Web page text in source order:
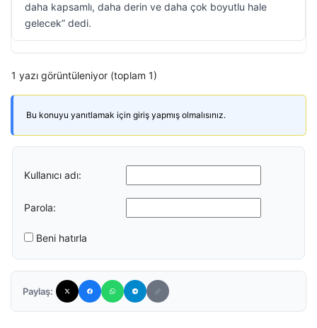
daha kapsamlı, daha derin ve daha çok boyutlu hale
gelecek” dedi.
1 yazı görüntüleniyor (toplam 1)
Bu konuyu yanıtlamak için giriş yapmış olmalısınız.
Kullanıcı adı:
Parola:
Beni hatırla
Paylaş: